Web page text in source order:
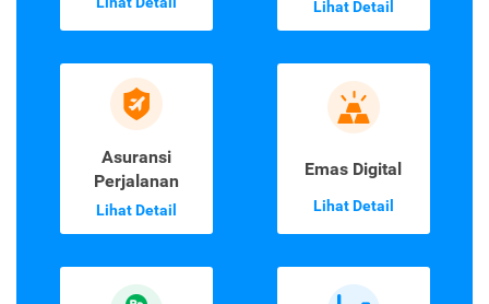
Lihat Detail
Asuransi
Perjalanan
Lihat Detail
Emas Digital
Lihat Detail